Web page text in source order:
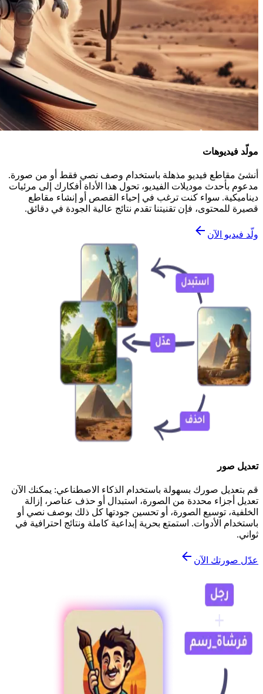
مولّد فيديوهات
أنشئ مقاطع فيديو مذهلة باستخدام وصف نصي فقط أو من صورة.
مدعوم بأحدث موديلات الفيديو، تحول هذا الأداة أفكارك إلى مرئيات
ديناميكية. سواء كنت ترغب في إحياء القصص أو إنشاء مقاطع
قصيرة للمحتوى، فإن تقنيتنا تقدم نتائج عالية الجودة في دقائق.
ولّد فيديو الآن
تعديل صور
قم بتعديل صورك بسهولة باستخدام الذكاء الاصطناعي: يمكنك الآن
تعديل أجزاء محددة من الصورة، استبدال أو حذف عناصر، إزالة
الخلفية، توسيع الصورة، أو تحسين جودتها كل ذلك بوصف نصي أو
باستخدام الأدوات. استمتع بحرية إبداعية كاملة ونتائج احترافية في
ثواني.
عدّل صورتك الآن